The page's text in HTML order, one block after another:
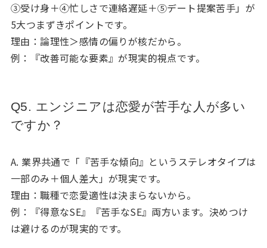
③受け身＋④忙しさで連絡遅延＋⑤デート提案苦手」が
5大つまずきポイントです。
理由：論理性＞感情の偏りが核だから。
例：『改善可能な要素』が現実的視点です。
Q5. エンジニアは恋愛が苦手な人が多い
ですか？
A. 業界共通で「『苦手な傾向』というステレオタイプは
一部のみ＋個人差大」が現実です。
理由：職種で恋愛適性は決まらないから。
例：『得意なSE』『苦手なSE』両方います。決めつけ
は避けるのが現実的です。